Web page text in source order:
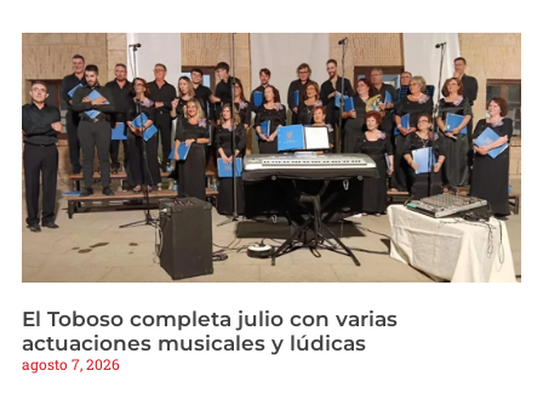
El Toboso completa julio con varias
actuaciones musicales y lúdicas
agosto 7, 2026